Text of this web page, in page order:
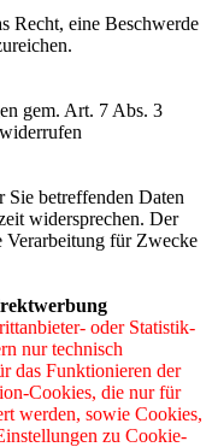
Recht, eine Beschwerde
gem. Art. 7 Abs. 3
Sie betreffenden Daten
widersprechen. Der
Verarbeitung für Zwecke
oder Statistik-
nur technisch
das Funktionieren der
Cookies, die nur für
werden, sowie Cookies,
zu Cookie-